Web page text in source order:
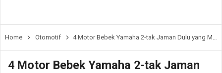
Home Otomotif 4 Motor Bebek Yamaha 2-tak Jaman Dulu yang Masih Dicari
4 Motor Bebek Yamaha 2-tak Jaman